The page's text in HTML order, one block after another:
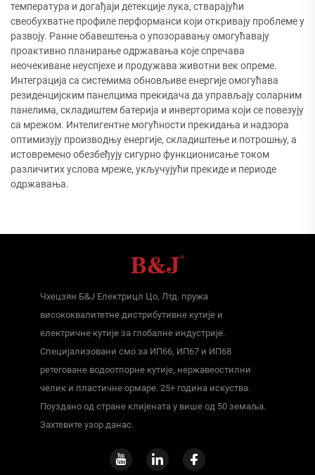
температура и догађаји детекције лука, стварајући
свеобухватне профиле перформанси који откривају проблеме у
развоју. Ранне обавештења о упозоравању омогућавају
проактивно планирање одржавања које спречава
неочекиване неуспјехе и продужава животни век опреме.
Интеграција са системима обновљиве енергије омогућава
резиденцијским панелцима прекидача да управљају соларним
панелима, складиштем батерија и инверторима који се повезују
са мрежом. Интелигентне могућности прекидања и надзора
оптимизују производњу енергије, складиштење и потрошњу, а
истовремено обезбеђују сигурно функционисање током
различитих услова мреже, укључујући прекиде и периоде
одржавања.
Чхецзян Б&Ј Електрицл Цо, Лтд. пружа
висококвалитетне дистрибутивне кутије и
електричне кутије за глобалне индустрије.
Специјализовани смо за ИП66, ИП67 и ИП68
ретеговане водоотпорне кутије, нержавеостилни
челик и пластичне ормаре. 25+ година искуства.
Поуздано од стране клијената у више од 50 земаља.
Захтевите узор данас.